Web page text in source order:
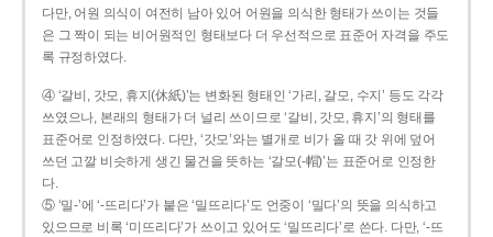
다만, 어원 의식이 여전히 남아 있어 어원을 의식한 형태가 쓰이는 것들
은 그 짝이 되는 비어원적인 형태보다 더 우선적으로 표준어 자격을 주도
록 규정하였다.
④ ‘갈비, 갓모, 휴지(休紙)’는 변화된 형태인 ‘가리, 갈모, 수지’ 등도 각각
쓰였으나, 본래의 형태가 더 널리 쓰이므로 ‘갈비, 갓모, 휴지’의 형태를
표준어로 인정하였다. 다만, ‘갓모’와는 별개로 비가 올 때 갓 위에 덮어
쓰던 고깔 비슷하게 생긴 물건을 뜻하는 ‘갈모(-帽)’는 표준어로 인정한
다.
⑤ ‘밀-’에 ‘-뜨리다’가 붙은 ‘밀뜨리다’도 언중이 ‘밀다’의 뜻을 의식하고
있으므로 비록 ‘미뜨리다’가 쓰이고 있어도 ‘밀뜨리다’로 쓴다. 다만, ‘-뜨